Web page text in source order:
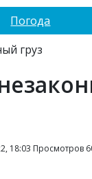
Погода
18:03 Просмотров